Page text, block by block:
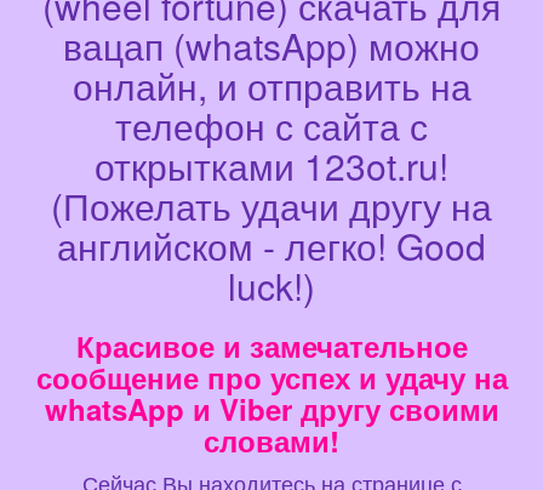
вацап (whatsApp) можно
онлайн, и отправить на
телефон с сайта с
открытками 123ot.ru!
(Пожелать удачи другу на
английском - легко! Good
luck!)
Красивое и замечательное
сообщение про успех и удачу на
whatsApp и Viber другу своими
словами!
Сейчас Вы находитесь на странице с